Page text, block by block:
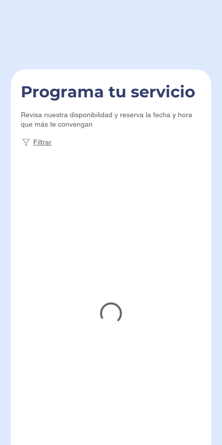
Programa tu servicio
Revisa nuestra disponibilidad y reserva la fecha y hora
que más te convengan
Filtrar